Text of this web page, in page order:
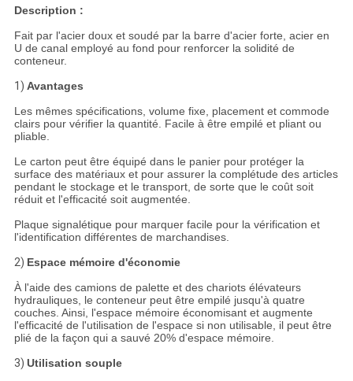
Description :
Fait par l'acier doux et soudé par la barre d'acier forte, acier en
U de canal employé au fond pour renforcer la solidité de
conteneur.
1) Avantages
Les mêmes spécifications, volume fixe, placement et commode
clairs pour vérifier la quantité. Facile à être empilé et pliant ou
pliable.
Le carton peut être équipé dans le panier pour protéger la
surface des matériaux et pour assurer la complétude des articles
pendant le stockage et le transport, de sorte que le coût soit
réduit et l'efficacité soit augmentée.
Plaque signalétique pour marquer facile pour la vérification et
l'identification différentes de marchandises.
2) Espace mémoire d'économie
À l'aide des camions de palette et des chariots élévateurs
hydrauliques, le conteneur peut être empilé jusqu'à quatre
couches. Ainsi, l'espace mémoire économisant et augmente
l'efficacité de l'utilisation de l'espace si non utilisable, il peut être
plié de la façon qui a sauvé 20% d'espace mémoire.
3) Utilisation souple